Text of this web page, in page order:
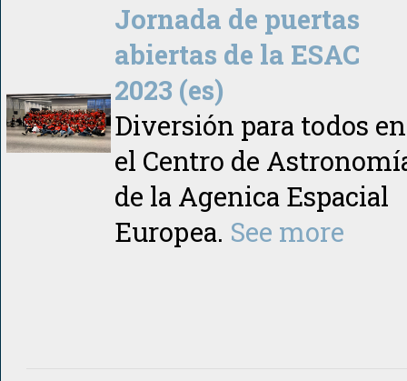
Jornada de puertas
abiertas de la ESAC
2023 (es)
Diversión para todos en
el Centro de
de la Agenica Espacial
Europea. See more